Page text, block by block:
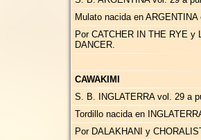
Mulato nacida en
Por CATCHER IN THE RYE y
DANCER.
CAWAKIMI
S. B. INGLATERRA vol. 29 a
Tordillo nacida en
Por DALAKHANI y